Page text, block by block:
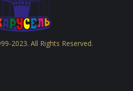
2023. All Rights Reserved.